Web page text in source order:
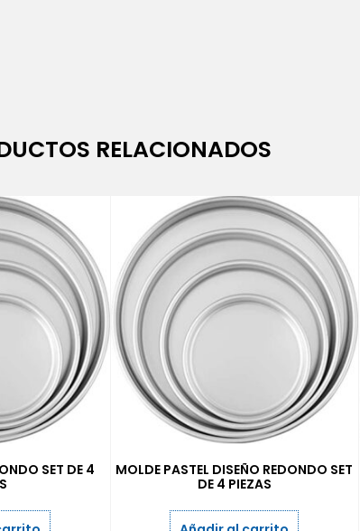
RELACIONADOS
SET DE 4
MOLDE PASTEL DISEÑO REDONDO SET
DE 4 PIEZAS